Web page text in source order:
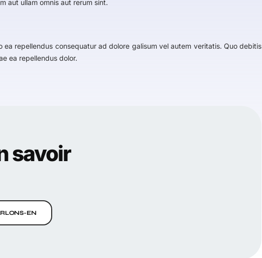
aut ullam omnis aut rerum sint.
ea repellendus consequatur ad dolore galisum vel autem veritatis. Quo debitis
ea repellendus dolor.
savoir
EN